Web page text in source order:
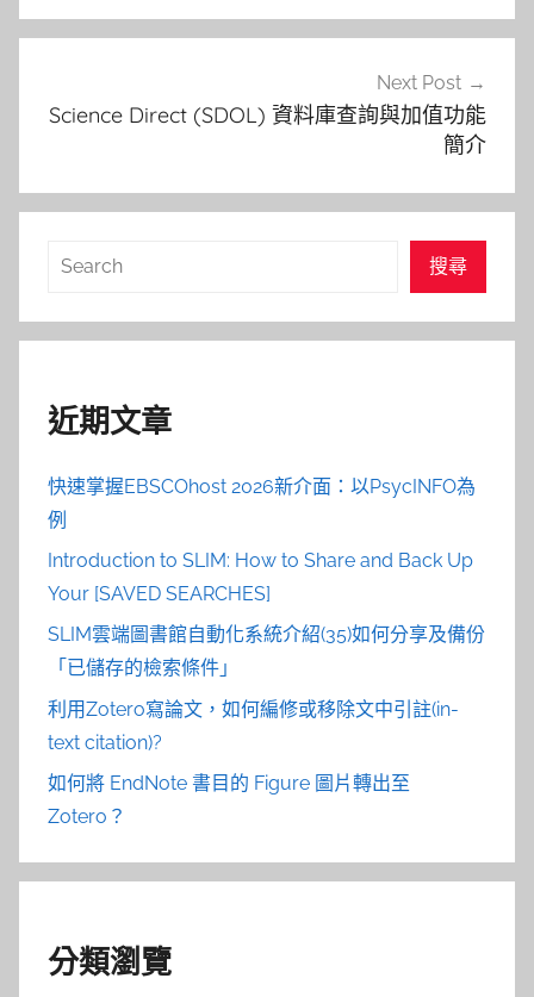
覽
Next Post
Science Direct (SDOL) 資料庫查詢與加值功能
簡介
搜
搜尋
近期文章
快速掌握EBSCOhost 2026新介面：以PsycINFO為
例
Introduction to SLIM: How to Share and Back Up
Your [SAVED SEARCHES]
SLIM雲端圖書館自動化系統介紹(35)如何分享及備份
「已儲存的檢索條件」
利用Zotero寫論文，如何編修或移除文中引註(in-
text citation)?
如何將 EndNote 書目的 Figure 圖片轉出至
Zotero？
分類瀏覽